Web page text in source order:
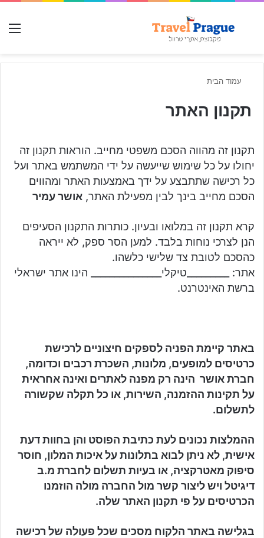
חפש עבור
עמוד הבית
תקנון האתר
תקנון זה מהווה הסכם משפטי מחייב. הוראות תקנון זה
יחולו על כל שימוש שייעשה על ידי המשתמש באתר ועל
כל רכישה שתתבצע על ידך באמצעות האתר ומהווים
הסכם מחייב בינך לבין מפעילת האתר, אושר עמיר
קרא תקנון זה במלואו ובעיון. כותרות התקנון הסעיפים
הנן לצרכי נוחות בלבד. למען הסר ספק, לא ייראה
כהסכם לטובת צד שלישי כלשהו.
אתר: _________טיקלי_______________ הינו אתר ישראלי
ברשת האינטרנט.
באתר קיימת הפניה לספקים חיצוניים לרכישת
כרטיסים למופעים, מלונות, השכרת רכבים וכדומה,
חברתאושר הינה רק מפנה לאתרים ואינה אחראית
על תקינות ההזמנה, השירות, או כל תקלה שקשורה
לתשלום.
ההמלצות נכונים לעת כתיבת הפוסט והן בחוות דעת
אישית, לא ניתן לבוא בתלונות על איכות המלון, חוסר
סיפוק מאטרקציה, או בעיות תשלום לחברת מ.ב
דיגיטל ויש ליצור קשר מול החברה מולה הוזמנו
הכרטיסים על פי תקנון האתר שלה.
בגלישה באתר הלקוח מסכים שכל פעולה של רכישה